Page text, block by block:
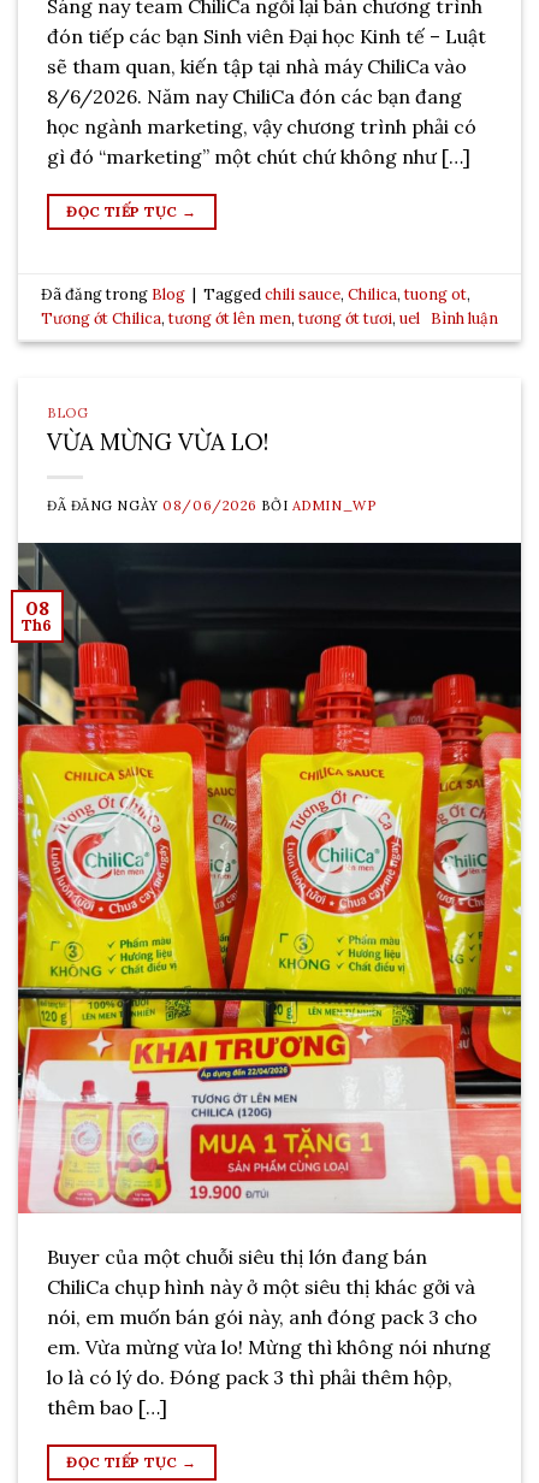
Sáng nay team ChiliCa ngồi lại bàn chương trình
đón tiếp các bạn Sinh viên Đại học Kinh tế – Luật
sẽ tham quan, kiến tập tại nhà máy ChiliCa vào
8/6/2026. Năm nay ChiliCa đón các bạn đang
học ngành marketing, vậy chương trình phải có
gì đó “marketing” một chút chứ không như […]
ĐỌC TIẾP TỤC →
Đã đăng trong Blog | Taggedchili sauce,Chilica,tuong ot,
Tương ớt Chilica,tương ớt lên men,tương ớt tươi,uel Bình luận
BLOG
VỪA MỪNG VỪA LO!
ĐÃ ĐĂNG NGÀY08/06/2026 BỞI ADMIN_WP
08
Th6
Buyer của một chuỗi siêu thị lớn đang bán
ChiliCa chụp hình này ở một siêu thị khác gởi và
nói, em muốn bán gói này, anh đóng pack 3 cho
em. Vừa mừng vừa lo! Mừng thì không nói nhưng
lo là có lý do. Đóng pack 3 thì phải thêm hộp,
thêm bao […]
ĐỌC TIẾP TỤC →